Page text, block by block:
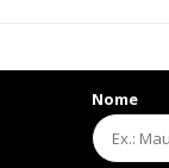
Nome